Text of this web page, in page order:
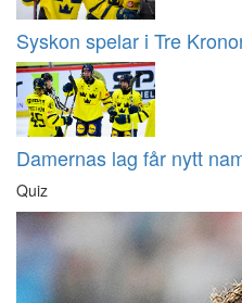
Syskon spelar i Tre
Damernas lag får nytt
Quiz